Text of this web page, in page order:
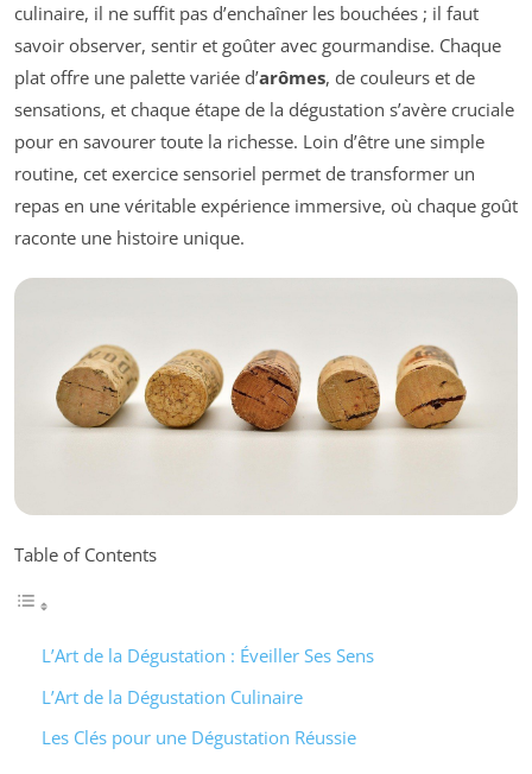
culinaire, il ne suffit pas d’enchaîner les bouchées ; il faut
savoir observer, sentir et goûter avec gourmandise. Chaque
plat offre une palette variée d’arômes, de couleurs et de
sensations, et chaque étape de la dégustation s’avère cruciale
pour en savourer toute la richesse. Loin d’être une simple
routine, cet exercice sensoriel permet de transformer un
repas en une véritable expérience immersive, où chaque goût
raconte une histoire unique.
Table of Contents
L’Art de la Dégustation : Éveiller Ses Sens
L’Art de la Dégustation Culinaire
Les Clés pour une Dégustation Réussie